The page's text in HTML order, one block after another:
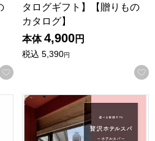
お気に入りに登録する
タログギフト】【贈りもの
カタログ】
本体 4,900円
税込 5,390円
タログギフト】【贈りものカタ
選べる体験ギフト 贅沢ホテ